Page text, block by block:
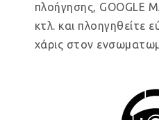
πλοήγησης, GOOGLE
κτλ. και πλοηγηθείτε
χάρις στον